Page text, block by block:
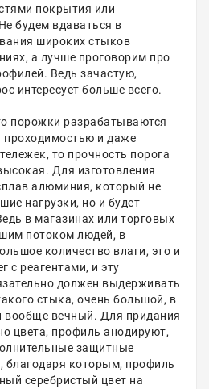
покрытия или
будем вдаваться в
широких стыков
а лучше проговорим про
Ведь зачастую,
интересует больше всего.
порожки разрабатываются
проходимостью и даже
то прочность порога
Для изготовления
алюминия, который не
нагрузки, но и будет
в магазинах или торговых
потоком людей, в
количество влаги, это и
с реагентами, и эту
должен выдерживать
стыка, очень большой, в
вообще вечный. Для придания
цвета, профиль анодируют,
защитные
благодаря которым, профиль
серебристый цвет на